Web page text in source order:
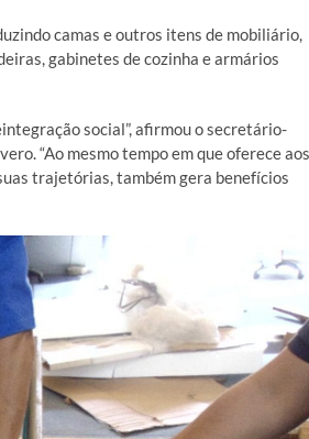
camas e outros itens de mobiliário,
gabinetes de cozinha e armários
social”, afirmou o secretário-
“Ao mesmo tempo em que oferece aos
trajetórias, também gera benefícios